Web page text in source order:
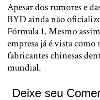
Apesar dos rumores e
BYD ainda não
Fórmula 1. Mesmo
empresa já é vista
fabricantes chinesas
mundial.
Deixe seu